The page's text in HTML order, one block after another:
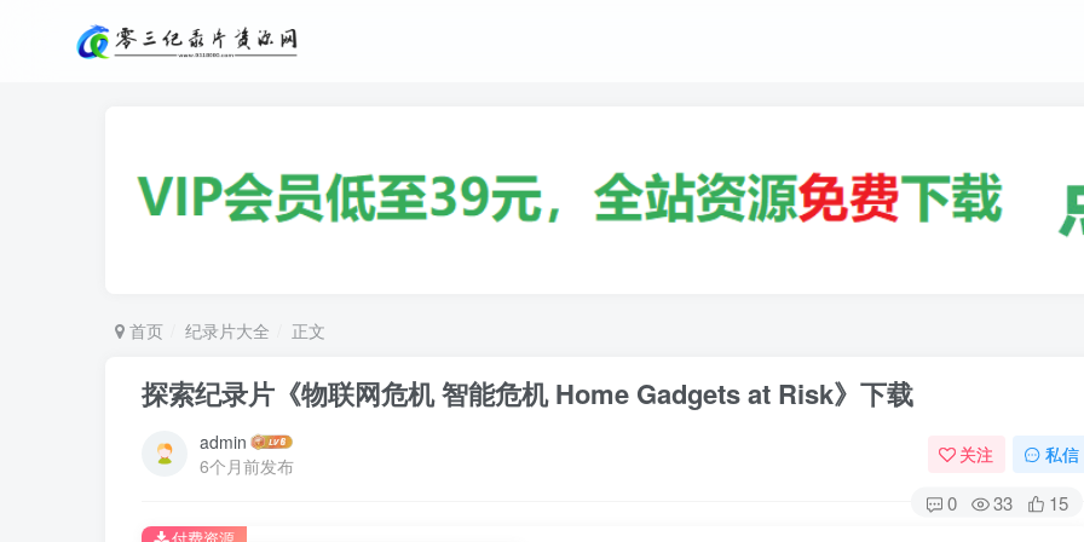
首页 纪录片大全 正文
探索纪录片《物联网危机 智能危机 Home Gadgets at Risk》下载
admin
6个月前发布
关注 私信
0 33 15